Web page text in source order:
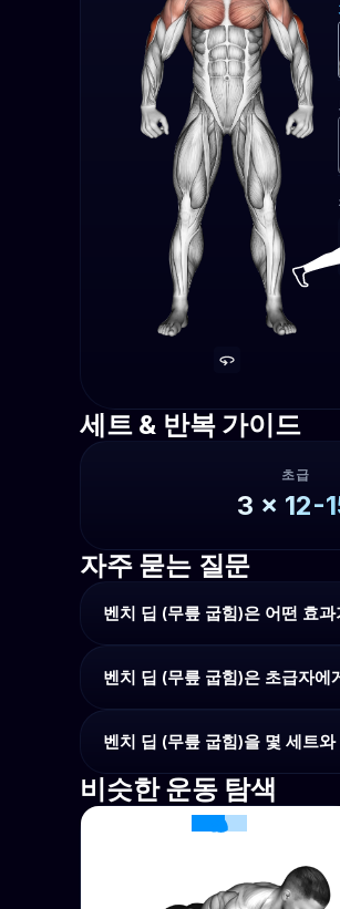
세트 & 반복 가이드
초급
3 x 12-
자주 묻는 질문
벤치 딥 (무릎 굽힘)은 어떤 효
벤치 딥 (무릎 굽힘)은 초급자에
벤치 딥 (무릎 굽힘)을 몇 세트
비슷한 운동 탐색